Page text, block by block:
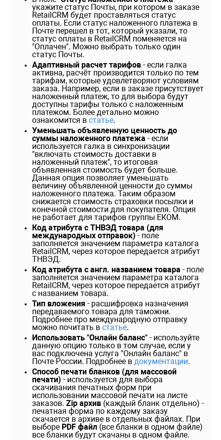
укажите статус Почты, при котором в заказе
RetailCRM будет проставляться статус
оплаты. Если статус наложенного платежа в
Почте перешел в тот, который указали, то
статус оплаты в RetailCRM поменяется на
"Оплачен". Можно выбрать только один
статус Почты.
Адаптивный расчет тарифов - если галка
активна, расчёт производится только по тем
тарифам, которые удовлетворяют условиям
заказа. Например, если в заказе присутствует
наложенный платеж, то для выбора будут
доступны тарифы только с наложенным
платежом. Более детально можно
ознакомится в статье.
Уменьшать объявленную ценность до
суммы наложенного платежа - если
используется галка в синхронизации
"включать стоимость доставки в
наложенный платеж", то итоговая
объявленная стоимость будет больше.
Данная опция позволяет уменьшать
величину объявленной ценности до суммы
наложенного платежа. Таким образом
снижается стоимость страховки посылки и
конечной стоимости для покупателя. Опция
не работает для тарифов группы ЕКОМ.
Код атрибута с ТНВЭД товара (для
международных отправок) - поле
заполняется значением параметра каталога
RetailCRM, через которое передается атрибут
ТНВЭД.
Код атрибута с англ. названием товара - поле
заполняется значением параметра каталога
RetailCRM, через которое передается атрибут
с названием товара.
Тип вложения - расшифровка назначения
передаваемого товара для таможни.
Подробнее про международную отправку
можно почитать в статье.
Использовать "Онлайн баланс" - используйте
данную опцию только в том случае, если у
вас подключена услуга "Онлайн баланс" в
Почте России. Подробнее в документации.
Способ печати бланков (для массовой
печати) - используется для выбора
скачивания печатных форм при
использовании массовой печати на листе
заказов. Zip архив (каждый бланк отдельно) -
печатная форма по каждому заказу
скачается в архиве в отдельных файлах. При
выборе PDF файл (все бланки в одном файле)
все бланки будут скачаны в одном файле.